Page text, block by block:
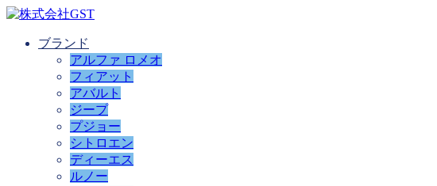
ブランド
アルファ ロメオ
フィアット
アバルト
ジープ
プジョー
シトロエン
ディーエス
ルノー